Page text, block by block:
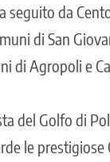
seguito da
di San
di Agropoli e
del Golfo di
le